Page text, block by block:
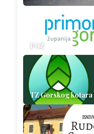
PGŽ
TZ Gorskog kotara